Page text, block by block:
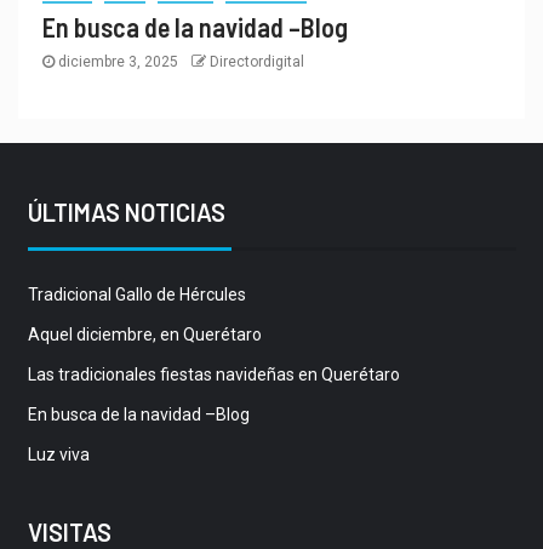
En busca de la navidad –Blog
diciembre 3, 2025 Directordigital
ÚLTIMAS NOTICIAS
Tradicional Gallo de Hércules
Aquel diciembre, en Querétaro
Las tradicionales fiestas navideñas en Querétaro
En busca de la navidad –Blog
Luz viva
VISITAS